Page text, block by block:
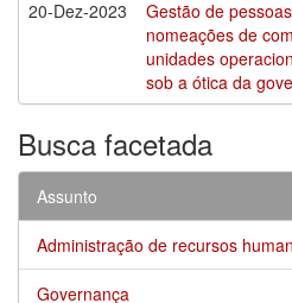
20-Dez-2023
Gestão de
nomeações de
unidades
sob a ótica da
Busca facetada
Assunto
Administração de recursos
Governança